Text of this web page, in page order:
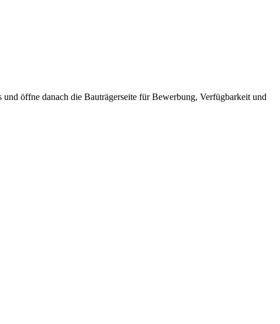
öffne danach die Bauträgerseite für Bewerbung, Verfügbarkeit und